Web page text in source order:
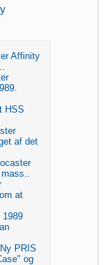
Affinity
HSS
af det
at
1989
PRIS
og